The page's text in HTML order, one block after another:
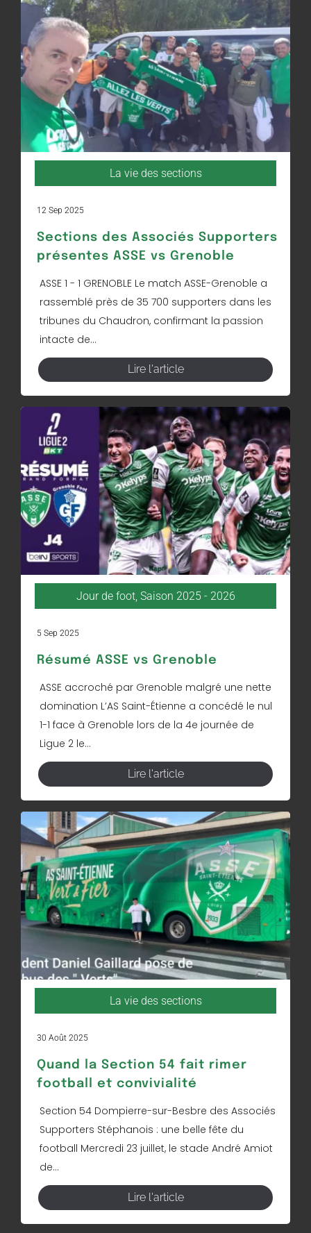
La vie des sections
12 Sep 2025
Sections des Associés Supporters
présentes ASSE vs Grenoble
ASSE 1 - 1 GRENOBLE Le match ASSE-Grenoble a
rassemblé près de 35 700 supporters dans les
tribunes du Chaudron, confirmant la passion
intacte de...
Lire l'article
Jour de foot, Saison 2025 - 2026
5 Sep 2025
Résumé ASSE vs Grenoble
ASSE accroché par Grenoble malgré une nette
domination L’AS Saint-Étienne a concédé le nul
1-1 face à Grenoble lors de la 4e journée de
Ligue 2 le...
Lire l'article
La vie des sections
30 Août 2025
Quand la Section 54 fait rimer
football et convivialité
Section 54 Dompierre-sur-Besbre des Associés
Supporters Stéphanois : une belle fête du
football Mercredi 23 juillet, le stade André Amiot
de...
Lire l'article